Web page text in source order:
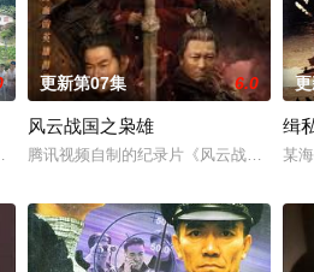
落后的家乡，立志大力发展经济、改变
更新第07集 6.0
风云战国之枭雄
腾讯视频自制的纪录片《风云战国之枭
缉
某